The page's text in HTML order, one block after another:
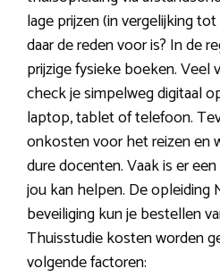
lage prijzen (in vergelijking
daar de reden voor is? In de
prijzige fysieke boeken. Veel
check je simpelweg digitaal
laptop, tablet of telefoon.
onkosten voor het reizen en
dure docenten. Vaak is er
jou kan helpen. De opleiding
beveiliging kun je bestellen
Thuisstudie kosten worden
volgende factoren: